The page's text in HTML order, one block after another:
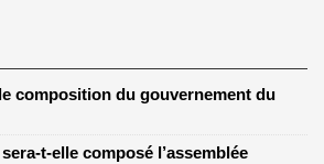
composition du gouvernement du
t-elle composé l’assemblée